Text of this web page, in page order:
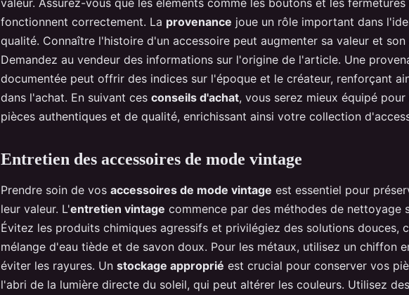
fonctionnent correctement. La provenance joue un rôle important dans
qualité. Connaître l'histoire d'un accessoire peut augmenter sa valeur et
Demandez au vendeur des informations sur l'origine de l'article. Une
documentée peut offrir des indices sur l'époque et le créateur, renforçant
dans l'achat. En suivant ces conseils d'achat, vous serez mieux équipé
pièces authentiques et de qualité, enrichissant ainsi votre collection
Entretien des accessoires de mode vintage
Prendre soin de vos accessoires de mode vintage est essentiel pour
leur valeur. L'entretien vintage commence par des méthodes de nettoyage
Évitez les produits chimiques agressifs et privilégiez des solutions douces,
mélange d'eau tiède et de savon doux. Pour les métaux, utilisez un chiffon
éviter les rayures. Un stockage approprié est crucial pour conserver vos
l'abri de la lumière directe du soleil, qui peut altérer les couleurs. Utilisez